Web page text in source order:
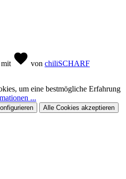
mit von chiliSCHARF
um eine bestmögliche Erfahrung
...
Alle Cookies akzeptieren